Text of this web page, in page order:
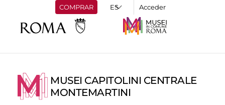
COMPRAR Acceder
MUSEI CAPITOLINI CENTRALE
MONTEMARTINI